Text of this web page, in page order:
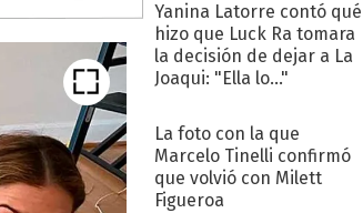
Yanina Latorre contó qué
hizo que Luck Ra tomara
la decisión de dejar a La
Joaqui: "Ella lo..."
La foto con la que
Marcelo Tinelli confirmó
que volvió con Milett
Figueroa